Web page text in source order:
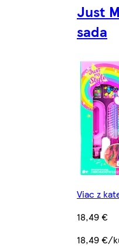
Just
sada
Viac z
18,49 €
18,49 €/